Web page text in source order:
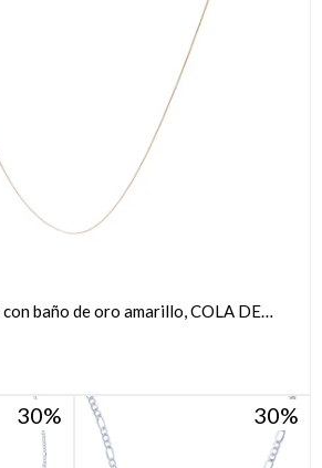
baño de oro amarillo, COLA DE
30 30